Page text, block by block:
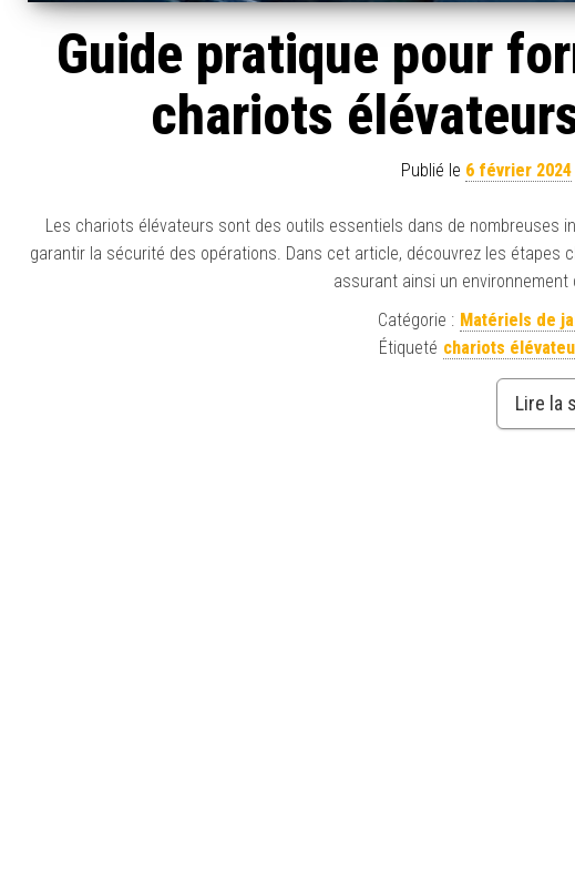
Guide pratique pour
chariots
Publié le 6 février 2024
Les chariots élévateurs sont des outils essentiels dans de nombreuses
garantir la sécurité des opérations. Dans cet article, découvrez les
assurant ainsi un
Catégorie : Matériels de
Étiqueté chariots
Lire la